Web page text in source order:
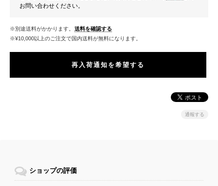
お問い合わせください。
※別途送料がかかります。 送料を確認する
※¥10,000以上のご注文で国内送料が無料になります。
再入荷通知を希望する
通報する
ショップの評価